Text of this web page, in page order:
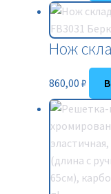
Нож
860,00 ₽